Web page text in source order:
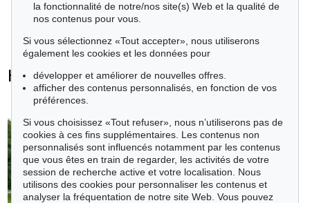
Henry Moore - Objets vendus
toutes les offres
la fonctionnalité de notre/nos site(s) Web et la qualité de
nos contenus pour vous.
Si vous sélectionnez «Tout accepter», nous utiliserons
également les cookies et les données pour
développer et améliorer de nouvelles offres.
afficher des contenus personnalisés, en fonction de vos
préférences.
Si vous choisissez «Tout refuser», nous n’utiliserons pas de
cookies à ces fins supplémentaires. Les contenus non
personnalisés sont influencés notamment par les contenus
que vous êtes en train de regarder, les activités de votre
session de recherche active et votre localisation. Nous
utilisons des cookies pour personnaliser les contenus et
analyser la fréquentation de notre site Web. Vous pouvez